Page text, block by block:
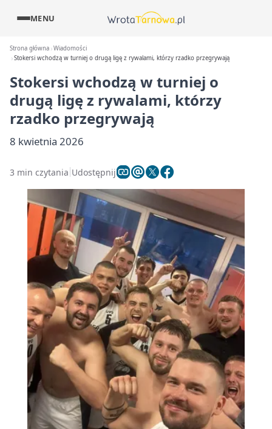
MENU
Strona główna Wiadomości
Stokersi wchodzą w turniej o drugą ligę z rywalami, którzy rzadko przegrywają
Stokersi wchodzą w turniej o
drugą ligę z rywalami, którzy
rzadko przegrywają
8 kwietnia 2026
3 min czytania Udostępnij